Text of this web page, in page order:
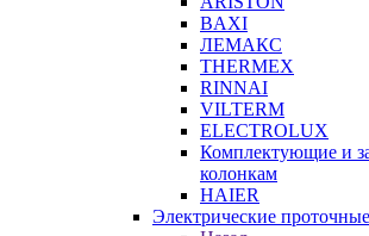
BAXI
ЛЕМАКС
THERMEX
RINNAI
VILTERM
ELECTROLUX
Комплектующие и
колонкам
HAIER
Электрические